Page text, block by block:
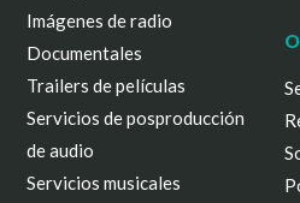
Imágenes de radio
Documentales
Trailers de películas
Servicios de posproducción
de audio
Servicios musicales